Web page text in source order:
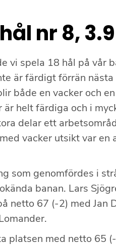
nr 8,
vi spela 18 hål på vår
är färdigt förrän
både en vacker och
helt färdiga och i
delar ett
vacker utsikt var
som genomfördes i
banan. Lars
netto 67 (-2) med Jan
platsen med netto 65